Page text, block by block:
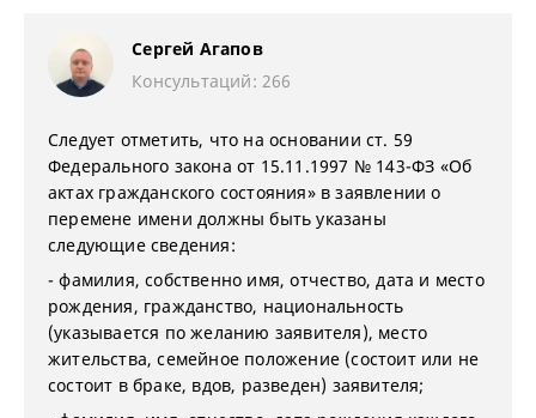
Сергей Агапов
Консультаций: 266
Следует отметить, что на основании ст. 59
Федерального закона от 15.11.1997 № 143-ФЗ «Об
актах гражданского состояния» в заявлении о
перемене имени должны быть указаны
следующие сведения:
- фамилия, собственно имя, отчество, дата и место
рождения, гражданство, национальность
(указывается по желанию заявителя), место
жительства, семейное положение (состоит или не
состоит в браке, вдов, разведен) заявителя;